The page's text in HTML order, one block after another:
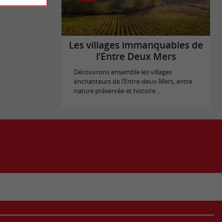
Les villages immanquables de
l’Entre Deux Mers
Découvrons ensemble les villages
enchanteurs de l’Entre-deux-Mers, entre
nature préservée et histoire ...